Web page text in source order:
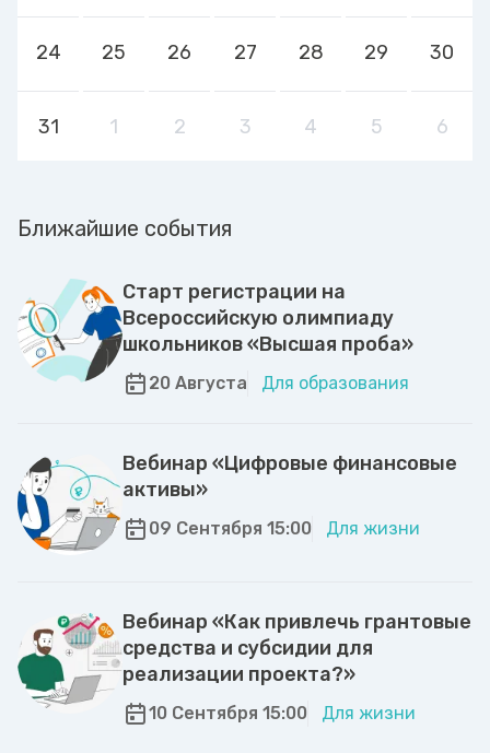
24 25 26 27 28 29 30
31 1 2 3 4 5 6
Ближайшие события
Старт регистрации на
Всероссийскую олимпиаду
школьников «Высшая проба»
20 Августа Для образования
Вебинар «Цифровые финансовые
активы»
09 Сентября 15:00 Для жизни
Вебинар «Как привлечь грантовые
средства и субсидии для
реализации проекта?»
10 Сентября 15:00 Для жизни